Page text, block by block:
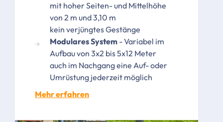
mit hoher Seiten- und Mittelhöhe
von 2 m und 3,10 m
kein verjüngtes Gestänge
Modulares System - Variabel im
Aufbau von 3x2 bis 5x12 Meter
auch im Nachgang eine Auf- oder
Umrüstung jederzeit möglich
Mehr erfahren